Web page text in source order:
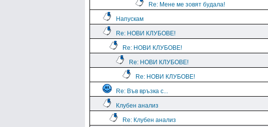
Re: Мене ме зовят будала!
Напускам
Re: НОВИ КЛУБОВЕ!
Re: НОВИ КЛУБОВЕ!
Re: НОВИ КЛУБОВЕ!
Re: НОВИ КЛУБОВЕ!
Re: Във връзка с...
Клубен анализ
Re: Клубен анализ